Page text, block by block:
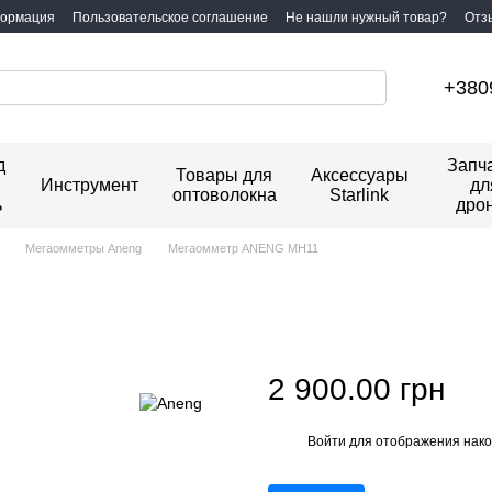
Пользовательское соглашение Не нашли нужный товар?
Инструмент
Товары для
оптоволокна
Аксессуары
Starlink
Мегаомметры Aneng Мегаомметр ANENG MH11
2 900.00 грн
Войти для отображения